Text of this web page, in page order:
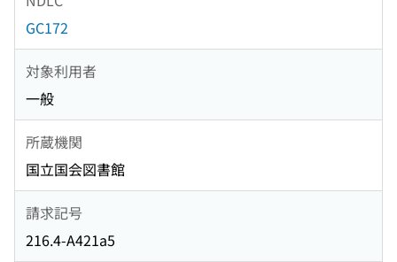
GC172
対象利用者
一般
所蔵機関
国立国会図書館
請求記号
216.4-A421a5